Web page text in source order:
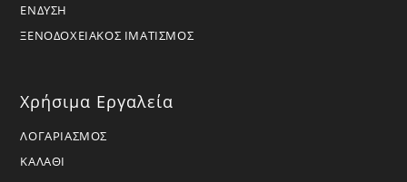
ΕΝΔΥΣΗ
ΞΕΝΟΔΟΧΕΙΑΚΟΣ ΙΜΑΤΙΣΜΟΣ
Χρήσιμα Εργαλεία
ΛΟΓΑΡΙΑΣΜΟΣ
ΚΑΛΑΘΙ